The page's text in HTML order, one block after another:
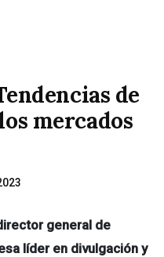
de
mercados
general de
líder en divulgación y